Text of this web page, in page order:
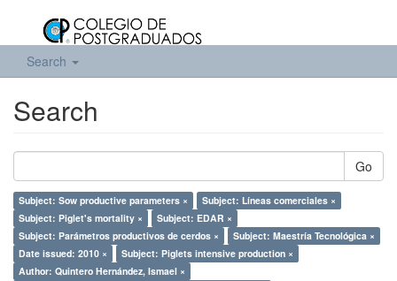
Search
Search
Go
Subject: Sow productive parameters ×
Subject: Líneas comerciales ×
Subject: Piglet's mortality ×
Subject: EDAR ×
Subject: Parámetros productivos de cerdos ×
Subject: Maestría Tecnológica ×
Date issued: 2010 ×
Subject: Piglets intensive production ×
Author: Quintero Hernández, Ismael ×